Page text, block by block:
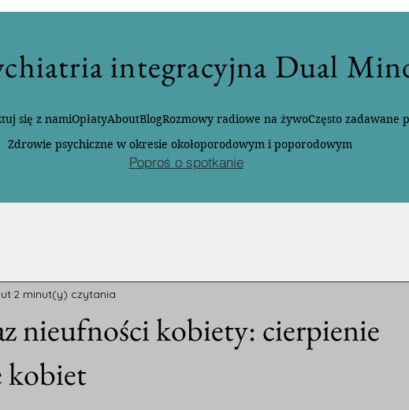
integracyjna Dual
Poproś o spotkanie
się z namiOpłatyAboutBlogRozmowy radiowe na żywoCzęsto zadawane
Zdrowie psychiczne w okresie okołoporodowym i poporodowym
nieufności kobiety: cierpienie
kobiet
2 minut(y) czytania
5 gwiazdek.